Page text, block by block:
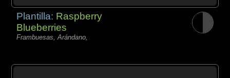
Plantilla: Raspberry
Blueberries
Frambuesas, Arándano,